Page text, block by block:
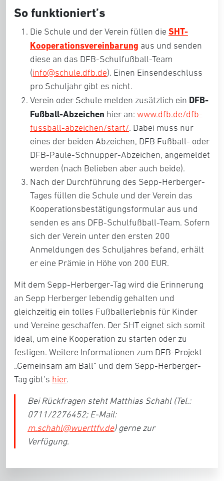
So funktioniert’s
Die Schule und der Verein füllen die SHT-
Kooperationsvereinbarung aus und senden
diese an das DFB-Schulfußball-Team
(info@schule.dfb.de). Einen Einsendeschluss
pro Schuljahr gibt es nicht.
Verein oder Schule melden zusätzlich ein DFB-
Fußball-Abzeichen hier an: www.dfb.de/dfb-
fussball-abzeichen/start/. Dabei muss nur
eines der beiden Abzeichen, DFB Fußball- oder
DFB-Paule-Schnupper-Abzeichen, angemeldet
werden (nach Belieben aber auch beide).
Nach der Durchführung des Sepp-Herberger-
Tages füllen die Schule und der Verein das
Kooperationsbestätigungsformular aus und
senden es ans DFB-Schulfußball-Team. Sofern
sich der Verein unter den ersten 200
Anmeldungen des Schuljahres befand, erhält
er eine Prämie in Höhe von 200 EUR.
Mit dem Sepp-Herberger-Tag wird die Erinnerung
an Sepp Herberger lebendig gehalten und
gleichzeitig ein tolles Fußballerlebnis für Kinder
und Vereine geschaffen. Der SHT eignet sich somit
ideal, um eine Kooperation zu starten oder zu
festigen. Weitere Informationen zum DFB-Projekt
„Gemeinsam am Ball“ und dem Sepp-Herberger-
Tag gibt’s hier.
Bei Rückfragen steht Matthias Schahl (Tel.:
0711/2276452; E-Mail:
m.schahl@wuerttfv.de) gerne zur
Verfügung.